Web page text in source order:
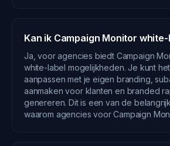
Kan ik Campaign Monitor
Ja, voor agencies biedt Campaign
white-label mogelijkheden. Je kunt
aanpassen met je eigen branding,
aanmaken voor klanten en branded
genereren. Dit is een van de
waarom agencies voor Campaign